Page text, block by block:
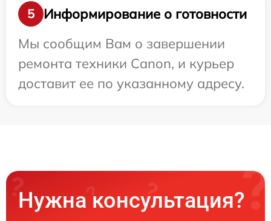
5
Информирование о готовности
Мы сообщим Вам о завершении
ремонта техники Canon, и курьер
доставит ее по указанному адресу.
Нужна консультация?